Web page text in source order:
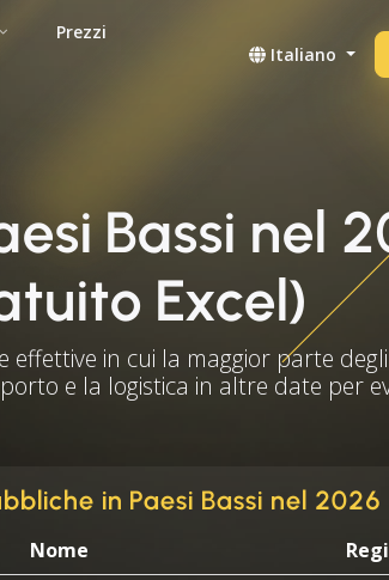
Prezzi
Italiano
Bassi nel
Excel)
effettive in cui la maggior parte
e la logistica in altre date per
in Paesi Bassi nel 2026
Nome